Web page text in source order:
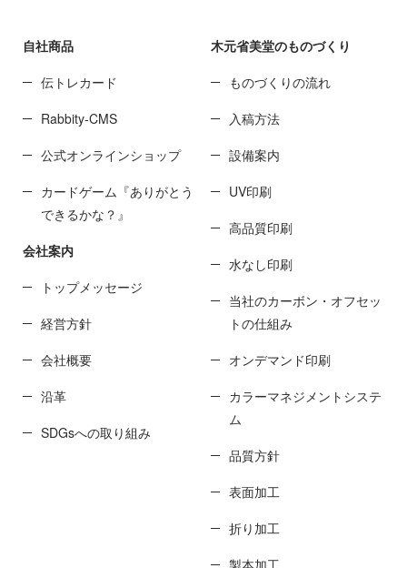
自社商品
伝トレカード
Rabbity-CMS
公式オンラインショップ
カードゲーム『ありがとう
できるかな？』
会社案内
トップメッセージ
経営方針
会社概要
沿革
SDGsへの取り組み
木元省美堂のものづくり
ものづくりの流れ
入稿方法
設備案内
UV印刷
高品質印刷
水なし印刷
当社のカーボン・オフセッ
トの仕組み
オンデマンド印刷
カラーマネジメントシステ
ム
品質方針
表面加工
折り加工